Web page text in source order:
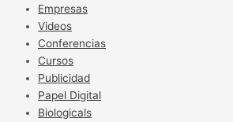
Empresas
Videos
Conferencias
Cursos
Publicidad
Papel Digital
Biologicals